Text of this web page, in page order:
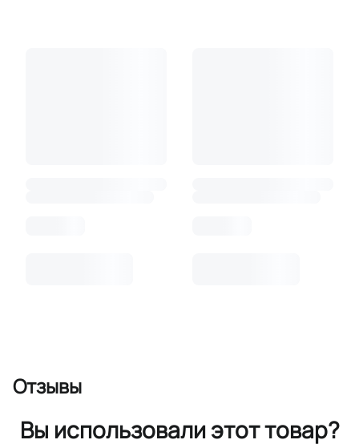
Отзывы
Вы использовали этот товар?